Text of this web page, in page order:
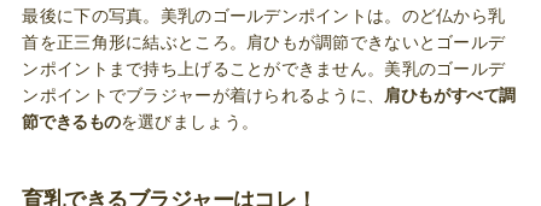
最後に下の写真。美乳のゴールデンポイントは。のど仏から乳
首を正三角形に結ぶところ。肩ひもが調節できないとゴールデ
ンポイントまで持ち上げることができません。美乳のゴールデ
ンポイントでブラジャーが着けられるように、 肩ひもがすべて調
節できるものを選びましょう。
育乳できるブラジャーはコレ！